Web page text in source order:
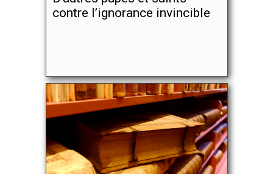
contre l’ignorance invincible